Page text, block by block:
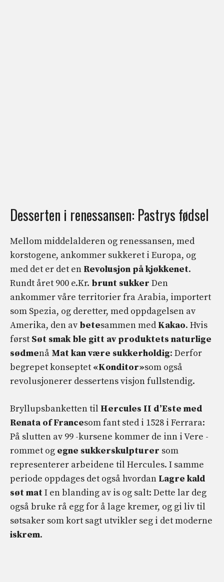
Desserten i renessansen: Pastrys fødsel
Mellom middelalderen og renessansen, med
korstogene, ankommer sukkeret i Europa, og
med det er det en Revolusjon på kjøkkenet.
Rundt året 900 e.Kr. brunt sukker Den
ankommer våre territorier fra Arabia, importert
som Spezia, og deretter, med oppdagelsen av
Amerika, den av betesammen med Kakao. Hvis
først Søt smak ble gitt av produktets naturlige
sødmenå Mat kan være sukkerholdig: Derfor
begrepet konseptet «Konditor»som også
revolusjonerer dessertens visjon fullstendig.
Bryllupsbanketten til Hercules II d’Este med
Renata of Francesom fant sted i 1528 i Ferrara:
På slutten av 99 -kursene kommer de inn i Vere -
rommet og egne sukkerskulpturer som
representerer arbeidene til Hercules. I samme
periode oppdages det også hvordan Lagre kald
søt matI en blanding av is og salt: Dette lar deg
også bruke rå egg for å lage kremer, og gi liv til
søtsaker som kort sagt utvikler seg i det moderne
iskrem.